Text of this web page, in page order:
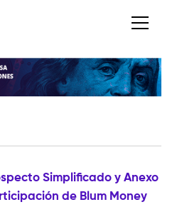
Simplificado y Anexo
de Blum Money